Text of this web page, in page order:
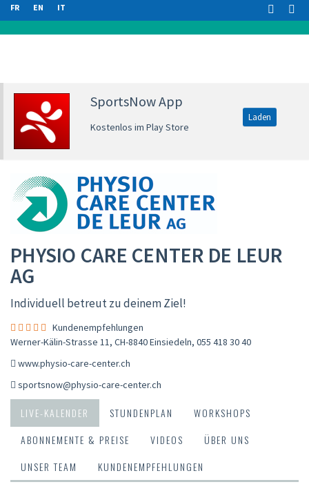
FR EN IT
SportsNow App
Kostenlos im Play Store
Laden
PHYSIO CARE CENTER DE LEUR
AG
Individuell betreut zu deinem Ziel!
Kundenempfehlungen
Werner-Kälin-Strasse 11, CH-8840 Einsiedeln, 055 418 30 40
www.physio-care-center.ch
sportsnow@physio-care-center.ch
LIVE-KALENDER STUNDENPLAN
WORKSHOPS
ABONNEMENTE & PREISE
VIDEOS
ÜBER UNS
UNSER TEAM
KUNDENEMPFEHLUNGEN